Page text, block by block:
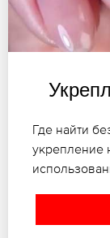
Где найти
укрепление